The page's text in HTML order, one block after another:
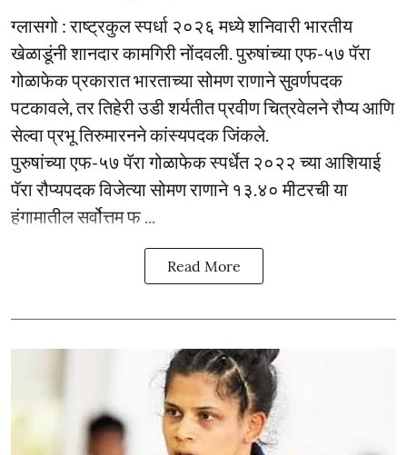
ग्लासगो : राष्ट्रकुल स्पर्धा २०२६ मध्ये शनिवारी भारतीय
खेळाडूंनी शानदार कामगिरी नोंदवली. पुरुषांच्या एफ-५७ पॅरा
गोळाफेक प्रकारात भारताच्या सोमण राणाने सुवर्णपदक
पटकावले, तर तिहेरी उडी शर्यतीत प्रवीण चित्रवेलने रौप्य आणि
सेल्वा प्रभू तिरुमारनने कांस्यपदक जिंकले.
पुरुषांच्या एफ-५७ पॅरा गोळाफेक स्पर्धेत २०२२ च्या आशियाई
पॅरा रौप्यपदक विजेत्या सोमण राणाने १३.४० मीटरची या
हंगामातील सर्वोत्तम फ ...
Read More